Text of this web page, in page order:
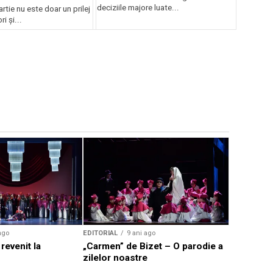
nu este doar un prilej
și...
deciziile majore luate...
revenit la
EDITORIAL 9 ani ago
„Carmen” de Bizet – O parodie a
zilelor noastre